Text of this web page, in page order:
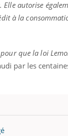
autorise
à la
que la loi
par les